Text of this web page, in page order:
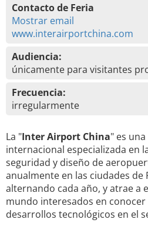
Contacto de Feria
Mostrar email
www.interairportchina.com
Audiencia:
únicamente para visitantes
Frecuencia:
irregularmente
La "Inter Airport China" es
internacional especializada en
seguridad y diseño de
anualmente en las ciudades de
alternando cada año, y atrae a
mundo interesados en
desarrollos tecnológicos en el